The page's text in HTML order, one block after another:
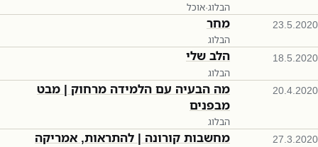
הבלוג·אוכל
23.5.2020 מחר
הבלוג
18.5.2020 הלב שלי
הבלוג
20.4.2020
מה הבעיה עם הלמידה מרחוק | מבט
מבפנים
הבלוג
27.3.2020 מחשבות קורונה | להתראות, אמריקה